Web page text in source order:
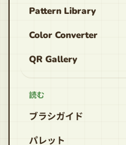
Pattern Library
Color Converter
QR Gallery
読む
ブラシガイド
パレット